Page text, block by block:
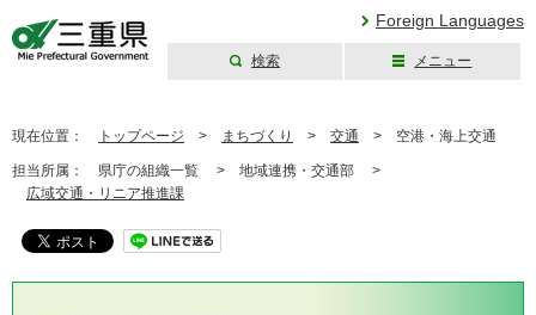
Foreign Languages
検索 メニュー
現在位置： トップページ > まちづくり > 交通 > 空港・海上交通
担当所属： 県庁の組織一覧 > 地域連携・交通部 >
広域交通・リニア推進課